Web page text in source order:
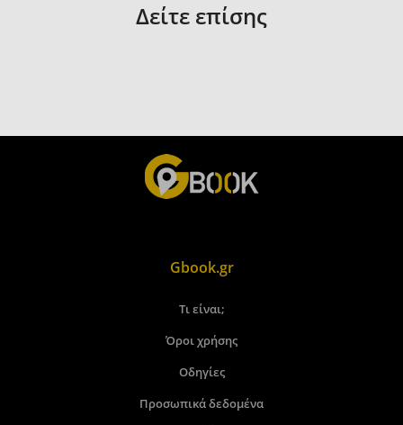
Δείτε επίσης
Gbook.gr
Τι είναι;
Όροι χρήσης
Οδηγίες
Προσωπικά δεδομένα